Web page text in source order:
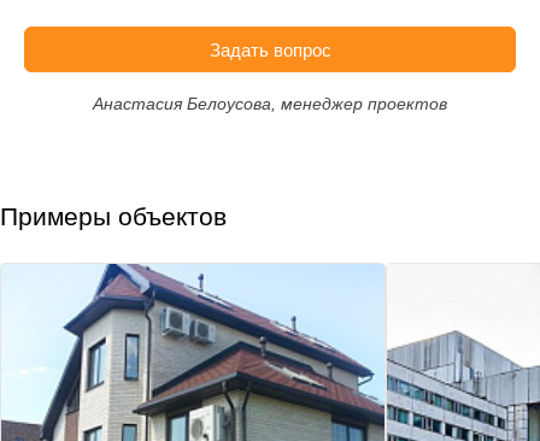
Задать вопрос
Анастасия Белоусова, менеджер проектов
Примеры объектов